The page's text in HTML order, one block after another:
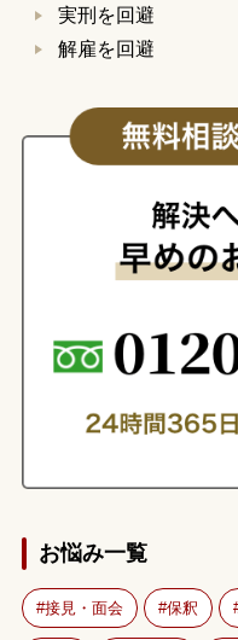
実刑を回避
解雇を回避
お悩み一覧
接見・面会 保釈